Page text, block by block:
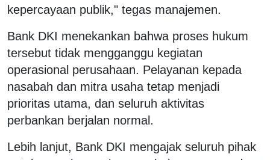
kepercayaan publik," tegas manajemen.
Bank DKI menekankan bahwa proses hukum
tersebut tidak mengganggu kegiatan
operasional perusahaan. Pelayanan kepada
nasabah dan mitra usaha tetap menjadi
prioritas utama, dan seluruh aktivitas
perbankan berjalan normal.
Lebih lanjut, Bank DKI mengajak seluruh pihak